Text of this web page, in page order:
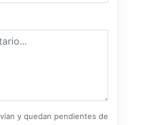
y quedan pendientes de